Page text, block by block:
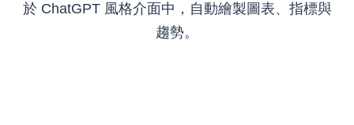
於 ChatGPT 風格介面中，自動繪製圖表、指標與
趨勢。